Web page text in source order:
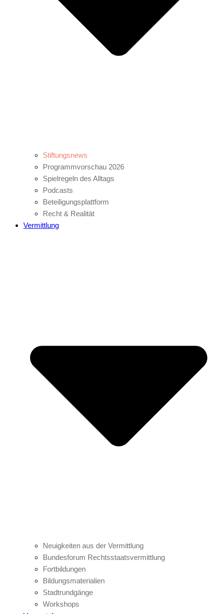
Stiftungsnews
Programmvorschau 2026
Spielregeln des Alltags
Podcasts
Beteiligungsplattform
Recht & Realität
Vermittlung
Neuigkeiten aus der Vermittlung
Bundesforum Rechtsstaatsvermittlung
Fortbildungen
Bildungsmaterialien
Stadtrundgänge
Workshops